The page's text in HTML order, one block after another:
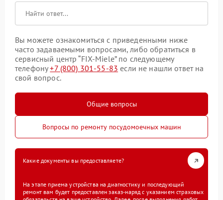
Вы можете ознакомиться с приведенными ниже
часто задаваемыми вопросами, либо обратиться в
сервисный центр “FIX-Miele” по следующему
телефону+7 (800) 301-55-83 если не нашли ответ на
свой вопрос.
Общие вопросы
Вопросы по ремонту посудомоечных машин
Какие документы вы предоставляете?
На этапе приема устройства на диагностику и последующий
ремонт вам будет предоставлен заказ-наряд с указанием страховых